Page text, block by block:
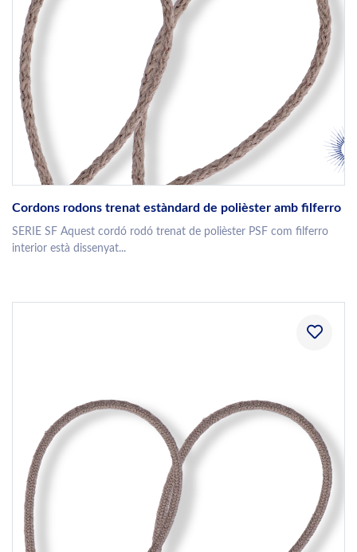
Cordons rodons trenat estàndard de polièster amb filferro
SERIE SF Aquest cordó rodó trenat de polièster PSF com filferro
interior està dissenyat...